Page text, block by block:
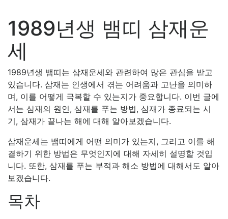
1989년생 뱀띠 삼재운
세
1989년생 뱀띠는 삼재운세와 관련하여 많은 관심을 받고
있습니다. 삼재는 인생에서 겪는 어려움과 고난을 의미하
며, 이를 어떻게 극복할 수 있는지가 중요합니다. 이번 글에
서는 삼재의 원인, 삼재를 푸는 방법, 삼재가 종료되는 시
기, 삼재가 끝나는 해에 대해 알아보겠습니다.
삼재운세는 뱀띠에게 어떤 의미가 있는지, 그리고 이를 해
결하기 위한 방법은 무엇인지에 대해 자세히 설명할 것입
니다. 또한, 삼재를 푸는 부적과 해소 방법에 대해서도 알아
보겠습니다.
목차